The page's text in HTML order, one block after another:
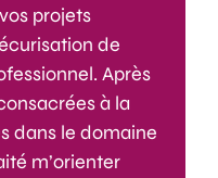
projets
de
Après
à la
dans le domaine
m’orienter